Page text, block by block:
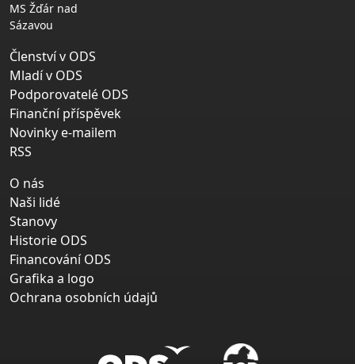
MS Žďár nad
Sázavou
Členství v ODS
Mladí v ODS
Podporovatelé ODS
Finanční příspěvek
Novinky e-mailem
RSS
O nás
Naši lidé
Stanovy
Historie ODS
Financování ODS
Grafika a logo
Ochrana osobních údajů